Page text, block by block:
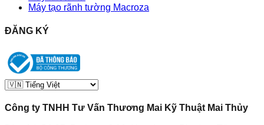
Máy tạo rãnh tường Macroza
ĐĂNG KÝ
Công ty TNHH Tư Vấn Thương Mai Kỹ Thuật Mai Thủy